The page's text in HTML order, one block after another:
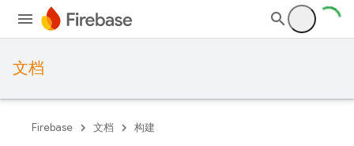
文档
Firebase 文档 构建